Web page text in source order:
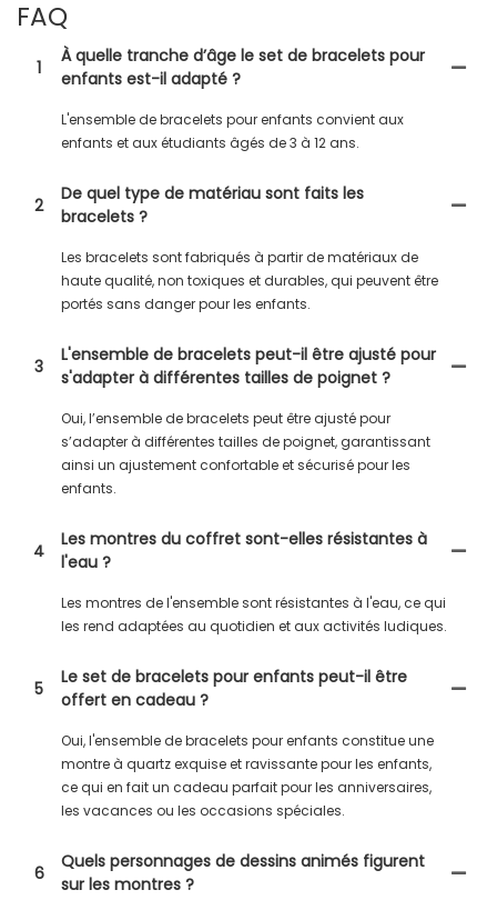
FAQ
1
À quelle tranche d’âge le set de bracelets pour
enfants est-il adapté ?
L'ensemble de bracelets pour enfants convient aux
enfants et aux étudiants âgés de 3 à 12 ans.
2
De quel type de matériau sont faits les
bracelets ?
Les bracelets sont fabriqués à partir de matériaux de
haute qualité, non toxiques et durables, qui peuvent être
portés sans danger pour les enfants.
3
L'ensemble de bracelets peut-il être ajusté pour
s'adapter à différentes tailles de poignet ?
Oui, l’ensemble de bracelets peut être ajusté pour
s’adapter à différentes tailles de poignet, garantissant
ainsi un ajustement confortable et sécurisé pour les
enfants.
4
Les montres du coffret sont-elles résistantes à
l'eau ?
Les montres de l'ensemble sont résistantes à l'eau, ce qui
les rend adaptées au quotidien et aux activités ludiques.
5
Le set de bracelets pour enfants peut-il être
offert en cadeau ?
Oui, l'ensemble de bracelets pour enfants constitue une
montre à quartz exquise et ravissante pour les enfants,
ce qui en fait un cadeau parfait pour les anniversaires,
les vacances ou les occasions spéciales.
6
Quels personnages de dessins animés figurent
sur les montres ?